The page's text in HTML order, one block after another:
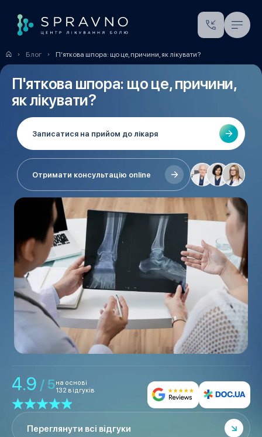
Блог П’яткова шпора: що це, причини, як лікувати?
П'яткова шпора: що це, причини,
як лікувати?
Записатися на прийом до лікаря
Отримати консультацію online
4.9 / 5на основі
132 відгуків
Переглянути всі відгуки